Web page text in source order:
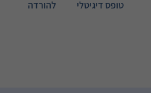
טופס דיגיטלי להורדה